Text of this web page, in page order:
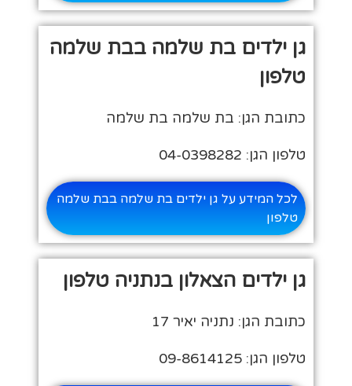
גן ילדים בת שלמה בבת שלמה
טלפון
כתובת הגן: בת שלמה בת שלמה
טלפון הגן: 04-0398282
לכל המידע על גן ילדים בת שלמה בבת שלמה
טלפון
גן ילדים הצאלון בנתניה טלפון
כתובת הגן: נתניה יאיר 17
טלפון הגן: 09-8614125